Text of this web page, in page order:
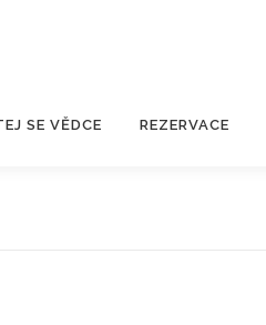
SE VĚDCE REZERVACE